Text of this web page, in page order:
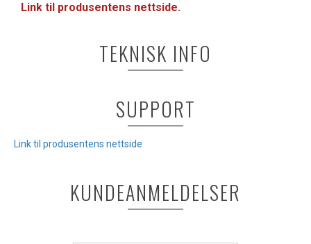
Link til produsentens nettside.
TEKNISK INFO
SUPPORT
Link til produsentens nettside
KUNDEANMELDELSER